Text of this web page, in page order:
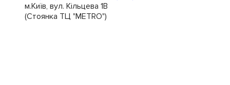
м.Київ, вул. Кільцева 1В
(Стоянка ТЦ "METRO")